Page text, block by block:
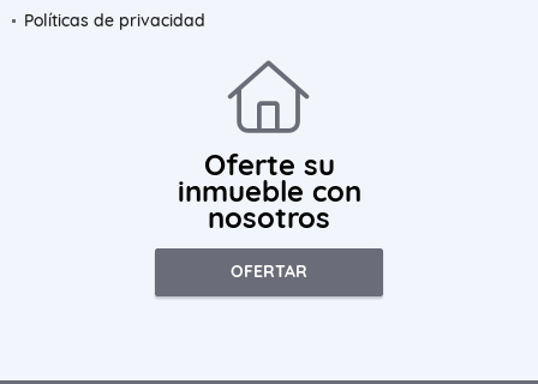
Políticas de privacidad
Oferte su
inmueble con
nosotros
OFERTAR